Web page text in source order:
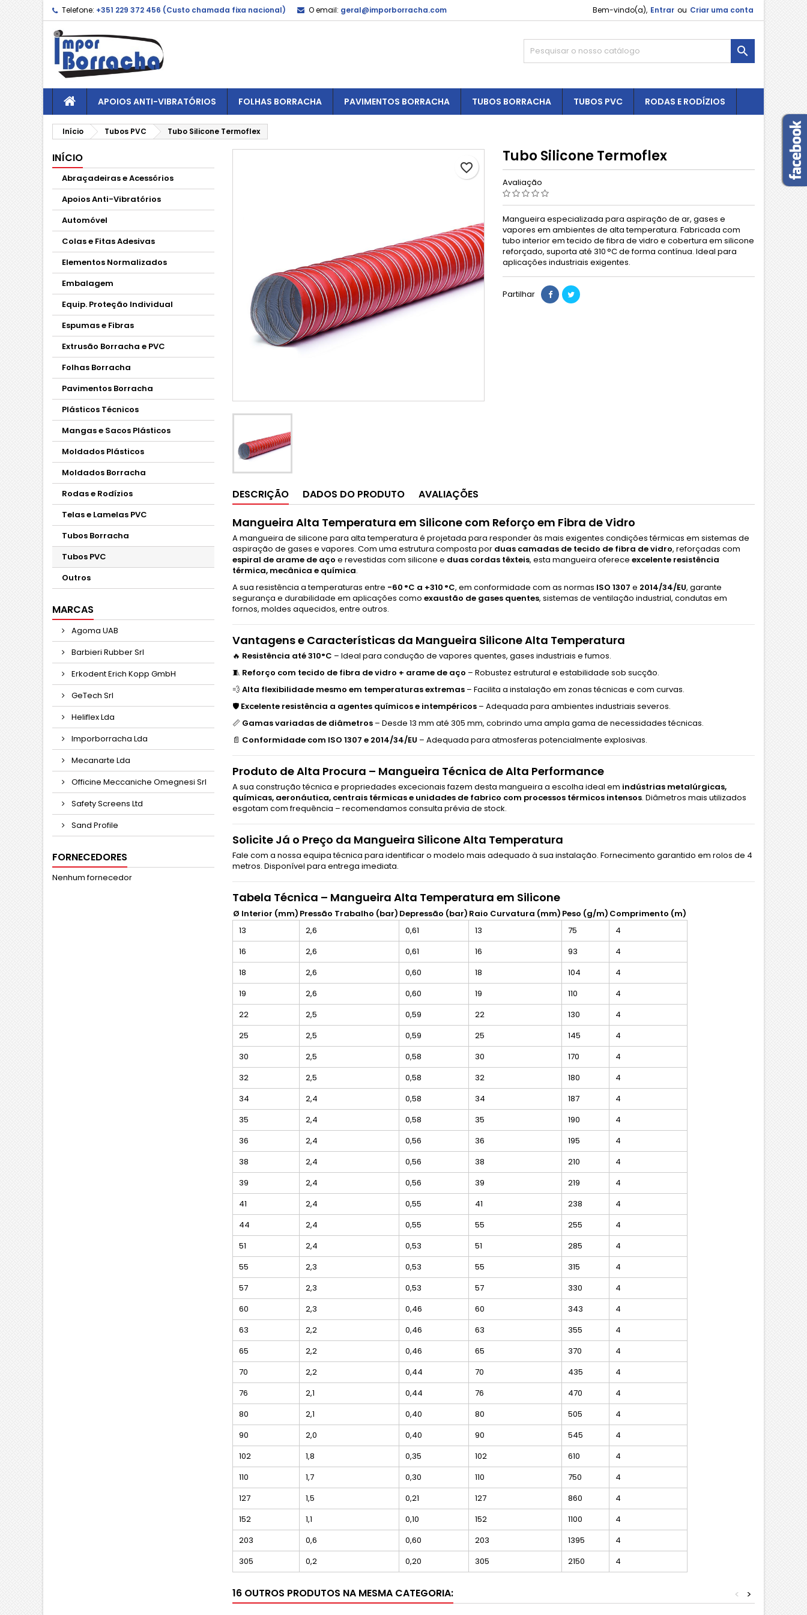
Telefone: +351 229 372 456 (Custo chamada fixa nacional) O email: geral@imporborracha.com Bem-vindo(a), Entrar ou Criar uma conta

APOIOS ANTI-VIBRATÓRIOS FOLHAS BORRACHA PAVIMENTOS BORRACHA TUBOS BORRACHA TUBOS PVC RODAS E RODÍZIOS
Início Tubos PVC Tubo Silicone Termoflex
INÍCIO
Abraçadeiras e Acessórios
Apoios Anti-Vibratórios
Automóvel
Colas e Fitas Adesivas
Elementos Normalizados
Embalagem
Equip. Proteção Individual
Espumas e Fibras
Extrusão Borracha e PVC
Folhas Borracha
Pavimentos Borracha
Plásticos Técnicos
Mangas e Sacos Plásticos
Moldados Plásticos
Moldados Borracha
Rodas e Rodízios
Telas e Lamelas PVC
Tubos Borracha
Tubos PVC
Outros
MARCAS
Agoma UAB
Barbieri Rubber Srl
Erkodent Erich Kopp GmbH
GeTech Srl
Heliflex Lda
Imporborracha Lda
Mecanarte Lda
Officine Meccaniche Omegnesi Srl
Safety Screens Ltd
Sand Profile
FORNECEDORES
Nenhum fornecedor
favorite_border
Tubo Silicone Termoflex
Avaliação
Mangueira especializada para aspiração de ar, gases e
vapores em ambientes de alta temperatura. Fabricada com
tubo interior em tecido de fibra de vidro e cobertura em silicone
reforçado, suporta até 310 °C de forma contínua. Ideal para
aplicações industriais exigentes.
Partilhar
DESCRIÇÃO DADOS DO PRODUTO AVALIAÇÕES
Mangueira Alta Temperatura em Silicone com Reforço em Fibra de Vidro
A mangueira de silicone para alta temperatura é projetada para responder às mais exigentes condições térmicas em sistemas de
aspiração de gases e vapores. Com uma estrutura composta por duas camadas de tecido de fibra de vidro, reforçadas com
espiral de arame de aço e revestidas com silicone e duas cordas têxteis, esta mangueira oferece excelente resistência
térmica, mecânica e química.
A sua resistência a temperaturas entre -60 °C a +310 °C, em conformidade com as normas ISO 1307 e 2014/34/EU, garante
segurança e durabilidade em aplicações como exaustão de gases quentes, sistemas de ventilação industrial, condutas em
fornos, moldes aquecidos, entre outros.
Vantagens e Características da Mangueira Silicone Alta Temperatura
🔥 Resistência até 310°C – Ideal para condução de vapores quentes, gases industriais e fumos.
🧵 Reforço com tecido de fibra de vidro + arame de aço – Robustez estrutural e estabilidade sob sucção.
💨Alta flexibilidade mesmo em temperaturas extremas – Facilita a instalação em zonas técnicas e com curvas.
🛡️ Excelente resistência a agentes químicos e intempéricos – Adequada para ambientes industriais severos.
📏 Gamas variadas de diâmetros – Desde 13 mm até 305 mm, cobrindo uma ampla gama de necessidades técnicas.
📄 Conformidade com ISO 1307 e 2014/34/EU – Adequada para atmosferas potencialmente explosivas.
Produto de Alta Procura – Mangueira Técnica de Alta Performance
A sua construção técnica e propriedades excecionais fazem desta mangueira a escolha ideal em indústrias metalúrgicas,
químicas, aeronáutica, centrais térmicas e unidades de fabrico com processos térmicos intensos. Diâmetros mais utilizados
esgotam com frequência – recomendamos consulta prévia de stock.
Solicite Já o Preço da Mangueira Silicone Alta Temperatura
Fale com a nossa equipa técnica para identificar o modelo mais adequado à sua instalação. Fornecimento garantido em rolos de 4
metros. Disponível para entrega imediata.
Tabela Técnica – Mangueira Alta Temperatura em Silicone
Ø Interior (mm) Pressão Trabalho (bar) Depressão (bar) Raio Curvatura (mm) Peso (g/m) Comprimento (m)
13
2,6 0,61 13 75
4
16
2,6 0,61 16 93
4
18
2,6 0,60 18 104
4
19
2,6 0,60 19 110
4
22
2,5 0,59 22 130
4
25
2,5 0,59 25 145
4
30
2,5 0,58 30 170
4
32
2,5 0,58 32 180
4
34
2,4 0,58 34 187
4
35
2,4 0,58 35 190
4
36
2,4 0,56 36 195
4
38
2,4 0,56 38 210
4
39
2,4 0,56 39 219
4
41
2,4 0,55 41 238
4
44
2,4 0,55 55 255
4
51
2,4 0,53 51 285
4
55
2,3 0,53 55 315
4
57
2,3 0,53 57 330
4
60
2,3 0,46 60 343
4
63
2,2 0,46 63 355
4
65
2,2 0,46 65 370
4
70
2,2 0,44 70 435
4
76
2,1 0,44 76 470
4
80
2,1 0,40 80 505
4
90
2,0 0,40 90 545
4
102
1,8 0,35 102 610
4
110
1,7 0,30 110 750
4
127
1,5 0,21 127 860
4
152
1,1 0,10 152 1100
4
203
0,6 0,60 203 1395
4
305
0,2 0,20 305 2150 4
16 OUTROS PRODUTOS NA MESMA CATEGORIA: >
<